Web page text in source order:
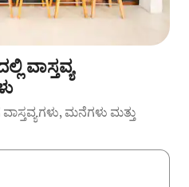
ವಾಸ್ತವ್ಯ
ಮನೆಗಳು ಮತ್ತು
ಮತ್ತು ಡೌನ್ ಬಾಣದ ಕೀಲಿಗಳೊಂದಿಗೆ